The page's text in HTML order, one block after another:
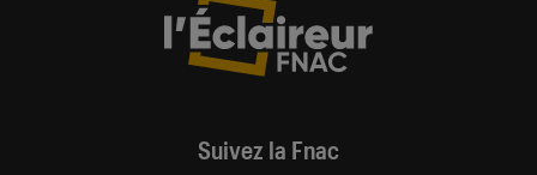
Suivez la Fnac